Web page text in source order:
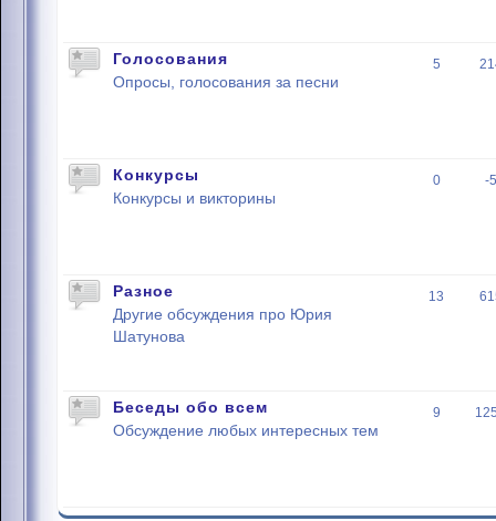
Голосования
Опросы, голосования за песни
5
Конкурсы
Конкурсы и викторины
0 -
Разное
Другие обсуждения про Юрия
Шатунова
13
Беседы обо всем
Обсуждение любых интересных тем
9